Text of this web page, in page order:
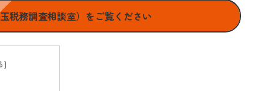
税務調査相談室）をご覧ください